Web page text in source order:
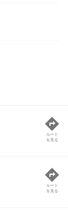
ルート
を見る
ルート
を見る